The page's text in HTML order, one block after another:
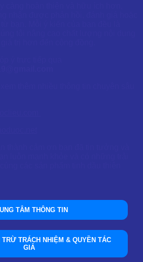
TÂM THÔNG TIN
TRÁCH NHIỆM & QUYỀN TÁC
GIẢ